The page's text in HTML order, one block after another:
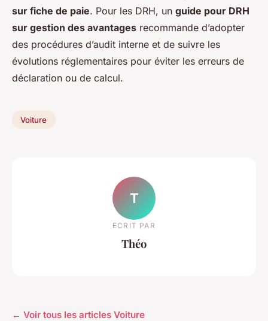
sur fiche de paie. Pour les DRH, un guide pour DRH
sur gestion des avantages recommande d’adopter
des procédures d’audit interne et de suivre les
évolutions réglementaires pour éviter les erreurs de
déclaration ou de calcul.
Voiture
T
ECRIT PAR
Théo
← Voir tous les articles Voiture